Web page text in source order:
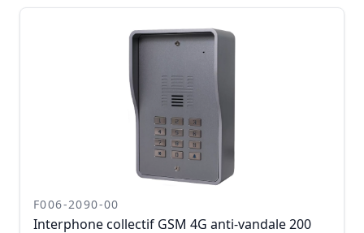
F006-2090-00
Interphone collectif GSM 4G anti-vandale 200